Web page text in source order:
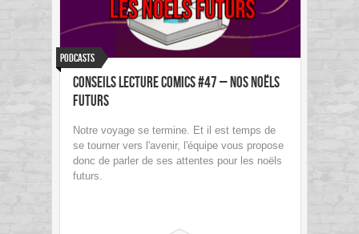
Podcasts
Conseils Lecture Comics #47 – Nos Noëls
futurs
Notre voyage se termine. Et il est temps de
se tourner vers l'avenir, l'équipe vous propose
donc de parler de ses attentes pour les noëls
futurs.